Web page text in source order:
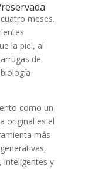
meses.
la piel, al
de
como un
original es el
más
inteligentes y